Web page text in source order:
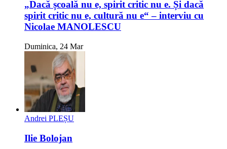
„Dacă școală nu e, spirit critic nu e. Și dacă
spirit critic nu e, cultură nu e“ – interviu cu
Nicolae MANOLESCU
Duminica, 24 Mar
Andrei PLEȘU
Ilie Bolojan